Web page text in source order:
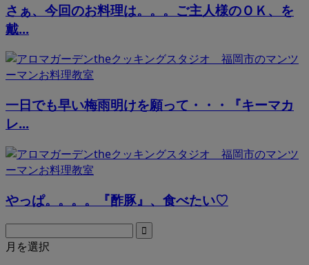
さぁ、今回のお料理は。。。ご主人様のＯＫ、を
戴...
一日でも早い梅雨明けを願って・・・『キーマカ
レ...
やっぱ。。。。『酢豚』、食べたい♡
月を選択